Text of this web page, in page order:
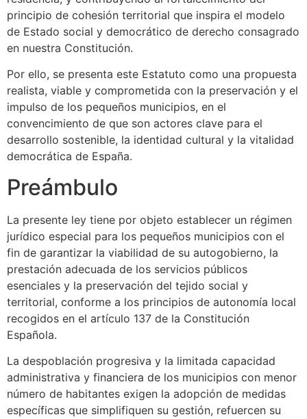
principio de cohesión territorial que inspira el modelo
de Estado social y democrático de derecho consagrado
en nuestra Constitución.
Por ello, se presenta este Estatuto como una propuesta
realista, viable y comprometida con la preservación y el
impulso de los pequeños municipios, en el
convencimiento de que son actores clave para el
desarrollo sostenible, la identidad cultural y la vitalidad
democrática de España.
Preámbulo
La presente ley tiene por objeto establecer un régimen
jurídico especial para los pequeños municipios con el
fin de garantizar la viabilidad de su autogobierno, la
prestación adecuada de los servicios públicos
esenciales y la preservación del tejido social y
territorial, conforme a los principios de autonomía local
recogidos en el artículo 137 de la Constitución
Española.
La despoblación progresiva y la limitada capacidad
administrativa y financiera de los municipios con menor
número de habitantes exigen la adopción de medidas
específicas que simplifiquen su gestión, refuercen su